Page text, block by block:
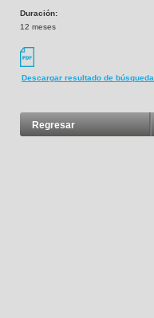
Duración:
12 meses
Descargar resultado de búsqueda
Regresar